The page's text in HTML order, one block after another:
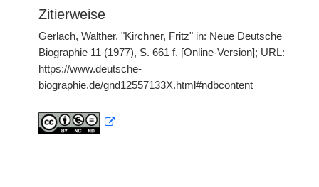
Zitierweise
Gerlach, Walther, "Kirchner, Fritz" in: Neue Deutsche
Biographie 11 (1977), S. 661 f. [Online-Version]; URL:
https://www.deutsche-
biographie.de/gnd12557133X.html#ndbcontent